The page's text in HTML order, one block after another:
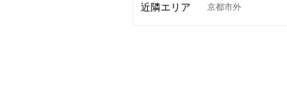
近隣エリア 京都市外